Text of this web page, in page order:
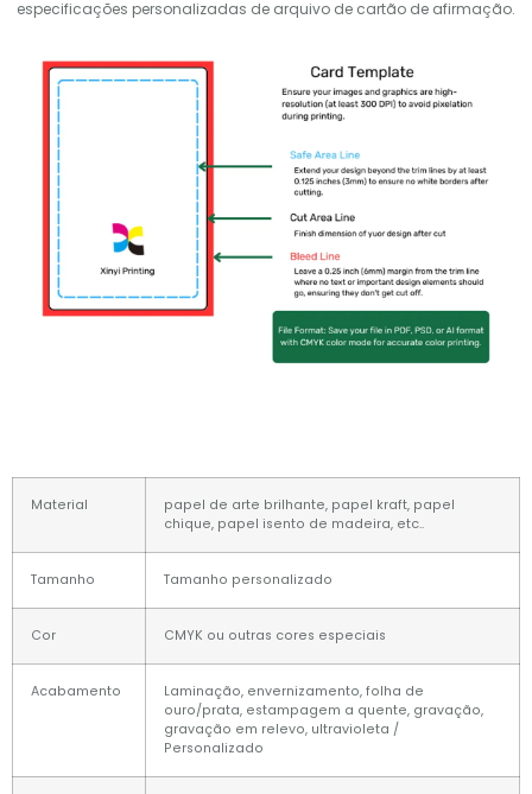
especificações personalizadas de arquivo de cartão de afirmação.
Material
papel de arte brilhante, papel kraft, papel
chique, papel isento de madeira, etc..
Tamanho Tamanho personalizado
Cor CMYK ou outras cores especiais
Acabamento
Laminação, envernizamento, folha de
ouro/prata, estampagem a quente, gravação,
gravação em relevo, ultravioleta /
Personalizado